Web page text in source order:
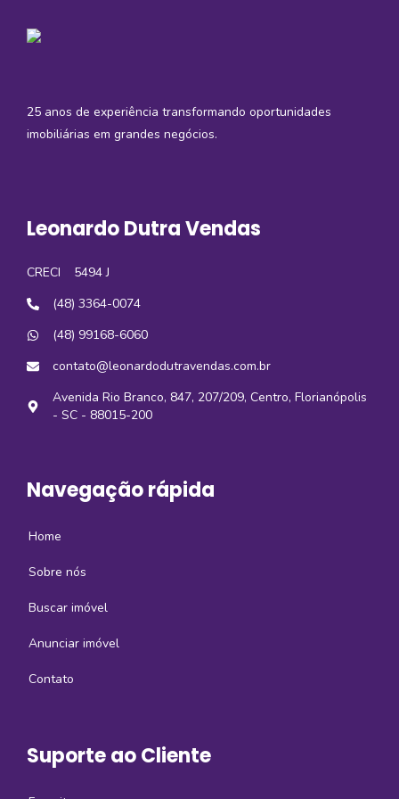
25 anos de experiência transformando oportunidades
imobiliárias em grandes negócios.
Leonardo Dutra Vendas
CRECI
5494 J
(48) 3364-0074
(48) 99168-6060
contato@leonardodutravendas.com.br
Avenida Rio Branco, 847, 207/209, Centro, Florianópolis
- SC - 88015-200
Navegação rápida
Home
Sobre nós
Buscar imóvel
Anunciar imóvel
Contato
Suporte ao Cliente